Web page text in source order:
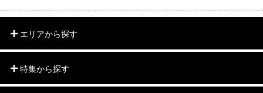
エリアから探す
特集から探す